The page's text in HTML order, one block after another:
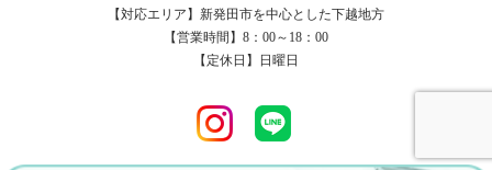
【対応エリア】新発田市を中心とした下越地方
【営業時間】8：00～18：00
【定休日】日曜日